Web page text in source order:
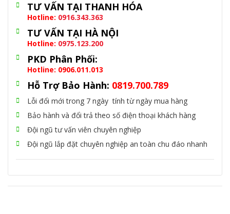
TƯ VẤN TẠI THANH HÓA
Hotline: 0916.343.363
TƯ VẤN TẠI HÀ NỘI
Hotline: 0975.123.200
PKD Phân Phối:
Hotline: 0906.011.013
Hỗ Trợ Bảo Hành: 0819.700.789
Lỗi đổi mới trong 7 ngày tính từ ngày mua hàng
Bảo hành và đổi trả theo số điện thoại khách hàng
Đội ngũ tư vấn viên chuyên nghiệp
Đội ngũ lắp đặt chuyên nghiệp an toàn chu đáo nhanh